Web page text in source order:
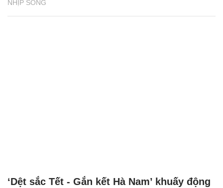
NHỊP SỐNG
‘Dệt sắc Tết - Gắn kết Hà Nam’ khuấy động